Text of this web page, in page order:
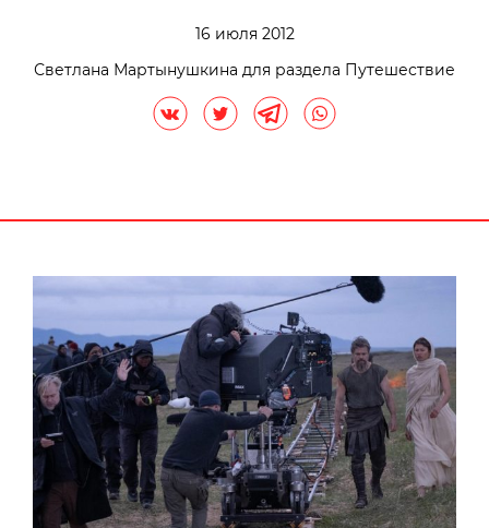
16 июля 2012
Светлана Мартынушкина для раздела Путешествие